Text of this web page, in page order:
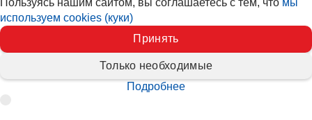
Пользуясь нашим сайтом, вы соглашаетесь с тем, что мы
используем cookies (куки)
Принять
Только необходимые
Подробнее